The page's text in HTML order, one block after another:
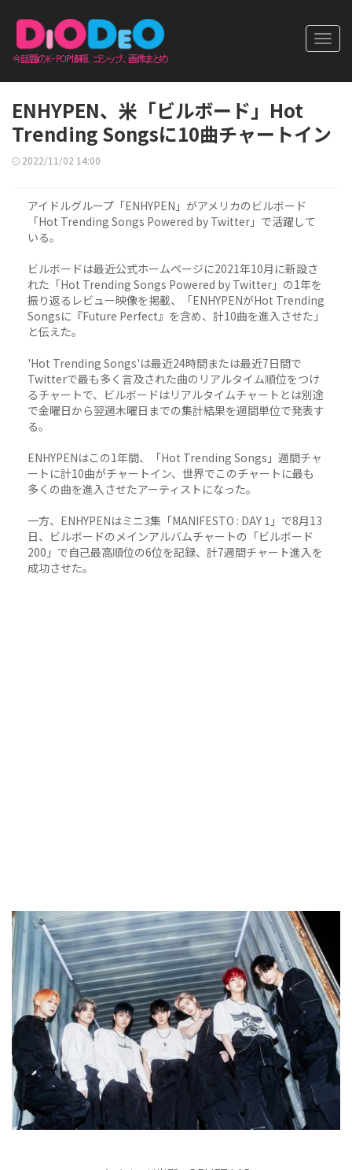
ENHYPEN、米「ビルボード」Hot
Trending Songsに10曲チャートイン
2022/11/02 14:00
アイドルグループ「ENHYPEN」がアメリカのビルボード
「Hot Trending Songs Powered by Twitter」で活躍して
いる。
ビルボードは最近公式ホームページに2021年10月に新設さ
れた「Hot Trending Songs Powered by Twitter」の1年を
振り返るレビュー映像を掲載、「ENHYPENがHot Trending
Songsに『Future Perfect』を含め、計10曲を進入させた」
と伝えた。
'Hot Trending Songs'は最近24時間または最近7日間で
Twitterで最も多く言及された曲のリアルタイム順位をつけ
るチャートで、ビルボードはリアルタイムチャートとは別途
で金曜日から翌週木曜日までの集計結果を週間単位で発表す
る。
ENHYPENはこの1年間、「Hot Trending Songs」週間チャ
ートに計10曲がチャートイン、世界でこのチャートに最も
多くの曲を進入させたアーティストになった。
一方、ENHYPENはミニ3集「MANIFESTO : DAY 1」で8月13
日、ビルボードのメインアルバムチャートの「ビルボード
200」で自己最高順位の6位を記録、計7週間チャート進入を
成功させた。